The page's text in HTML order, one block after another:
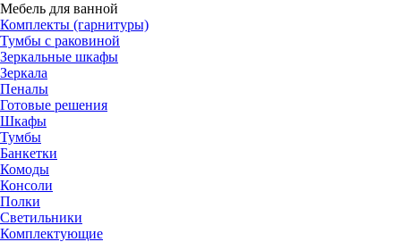
Мебель для ванной
Комплекты (гарнитуры)
Тумбы с раковиной
Зеркальные шкафы
Зеркала
Пеналы
Готовые решения
Шкафы
Тумбы
Банкетки
Комоды
Консоли
Полки
Светильники
Комплектующие